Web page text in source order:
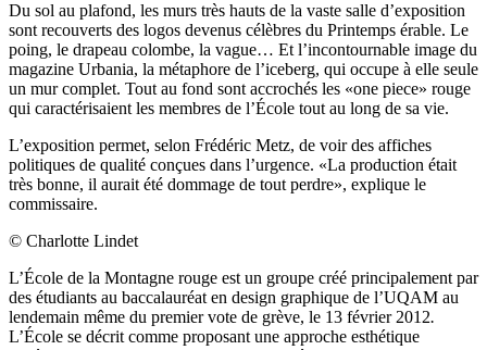
Du sol au plafond, les murs très hauts de la vaste salle d’exposition
sont recouverts des logos devenus célèbres du Printemps érable. Le
poing, le drapeau colombe, la vague… Et l’incontournable image du
magazine Urbania, la métaphore de l’iceberg, qui occupe à elle seule
un mur complet. Tout au fond sont accrochés les «one piece» rouge
qui caractérisaient les membres de l’École tout au long de sa vie.
L’exposition permet, selon Frédéric Metz, de voir des affiches
politiques de qualité conçues dans l’urgence. «La production était
très bonne, il aurait été dommage de tout perdre», explique le
commissaire.
© Charlotte Lindet
L’École de la Montagne rouge est un groupe créé principalement par
des étudiants au baccalauréat en design graphique de l’UQAM au
lendemain même du premier vote de grève, le 13 février 2012.
L’École se décrit comme proposant une approche esthétique